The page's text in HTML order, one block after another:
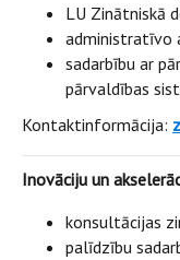
LU Zinātniskā
administratīvo
sadarbību ar
pārvaldības
Kontaktinformācija:
Inovāciju un
konsultācijas
palīdzību